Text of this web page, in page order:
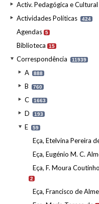
Activ. Pedagógica e Cultural
Actividades Políticas 424
Agendas 5
Biblioteca 15
Correspondência 11939
A 888
B 760
C 1663
D 193
E 59
Eça, Etelvina Pereira
Eça, Eugénio M. C.
Eça, F. Moura
2
Eça, Francisco de